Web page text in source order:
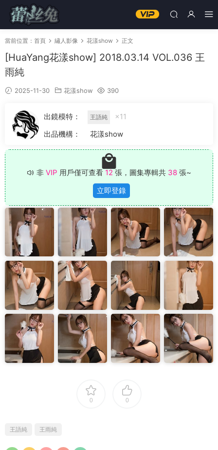
當前位置： 首頁 繡人影像 花漾show 正文
[HuaYang花漾show] 2018.03.14 VOL.036 王
雨純
2025-11-30 花漾show 390
出鏡模特： 王語純
×11
出品機構：
花漾show
非 VIP 用戶僅可查看 12 張，圖集專輯共 38 張~
立即登錄
0 0
王語純 王雨純